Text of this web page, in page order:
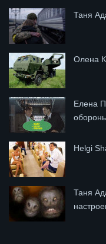
Таня
Олена
Елена
Helgi
Таня